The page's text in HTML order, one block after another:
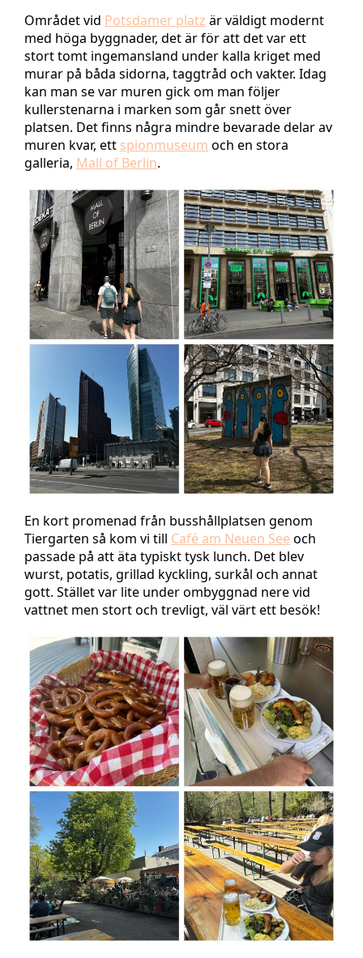
Området vid Potsdamer platz är väldigt modernt
med höga byggnader, det är för att det var ett
stort tomt ingemansland under kalla kriget med
murar på båda sidorna, taggtråd och vakter. Idag
kan man se var muren gick om man följer
kullerstenarna i marken som går snett över
platsen. Det finns några mindre bevarade delar av
muren kvar, ett spionmuseum och en stora
galleria, Mall of Berlin.
En kort promenad från busshållplatsen genom
Tiergarten så kom vi till Café am Neuen See och
passade på att äta typiskt tysk lunch. Det blev
wurst, potatis, grillad kyckling, surkål och annat
gott. Stället var lite under ombyggnad nere vid
vattnet men stort och trevligt, väl värt ett besök!